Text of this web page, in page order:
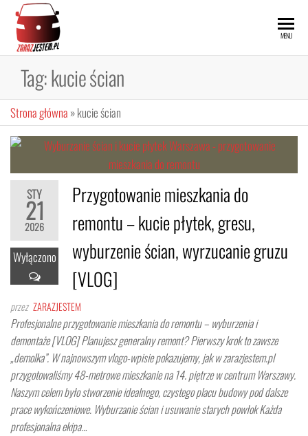
Przejdź
treści
JESTEM
MENU
Tag:kucie ścian
Strona główna »kucie ścian
STY
21
2026
Wyłączono
Przygotowanie mieszkania do
remontu – kucie płytek, gresu,
wyburzenie ścian, wyrzucanie gruzu
[VLOG]
przez ZARAZJESTEM
Profesjonalne przygotowanie mieszkania do remontu – wyburzenia i
demontaże [VLOG] Planujesz generalny remont? Pierwszy krok to zawsze
„demolka”. W najnowszym vlogo-wpisie pokazujemy, jak w zarazjestem.pl
przygotowaliśmy 48-metrowe mieszkanie na 14. piętrze w centrum Warszawy.
Naszym celem było stworzenie idealnego, czystego placu budowy pod dalsze
prace wykończeniowe. Wyburzanie ścian i usuwanie starych powłok Każda
profesjonalna ekipa…